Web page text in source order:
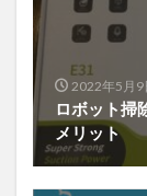
2022年5月9
ロボット掃
メリット